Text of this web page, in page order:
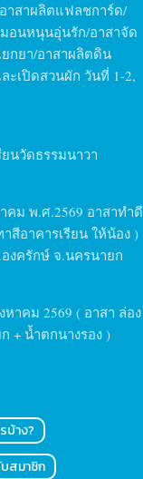
าสาผลิตแฟลชการ์ด/
อนหนุนอุ่นรัก/อาสาจัด
กยา/อาสาผลิตดิน
ะเปิดสวนผัก วันที่ 1-2,
ยนวัดธรรมนาวา
คม พ.ศ.2569 อาสาทำดี
สีอาคารเรียน ให้น้อง )
งครักษ์ จ.นครนายก
าคม 2569 ( อาสา ล่อง
+ น้ำตกนางรอง )
บ้าง?
สมาชิก